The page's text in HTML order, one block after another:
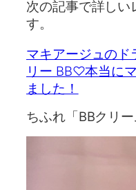
次の記事で詳しい
す。
マキアージュのド
リー BB♡本当に
ました！
ちふれ「BBクリ